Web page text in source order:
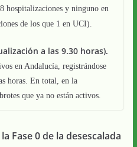
hospitalizaciones y ninguno en
de los que 1 en UCI).
a las 9.30 horas).
en Andalucía, registrándose
horas. En total, en la
que ya no están activos.
Fase 0 de la desescalada